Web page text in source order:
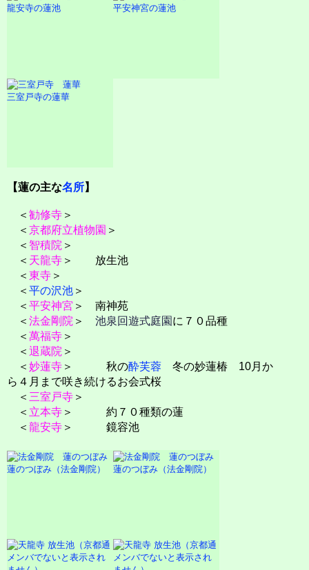
龍安寺の蓮池 平安神宮の蓮池
三室戸寺の蓮華
【蓮の主な名所】
＜ 勧修寺 ＞
＜ 京都府立植物園 ＞
＜ 智積院 ＞
＜ 天龍寺 ＞ 放生池
＜ 東寺 ＞
＜ 平の沢池 ＞
＜ 平安神宮 ＞ 南神苑
＜ 法金剛院 ＞ 池泉回遊式庭園 に７０品種
＜ 萬福寺 ＞
＜ 退蔵院 ＞
＜ 妙蓮寺 ＞ 秋の酔芙蓉 冬の妙蓮椿 10月か
ら４月まで咲き続けるお会式桜
＜ 三室戸寺 ＞
＜ 立本寺 ＞ 約７０種類の蓮
＜ 龍安寺 ＞ 鏡容池
蓮のつぼみ（法金剛院） 蓮のつぼみ（法金剛院）